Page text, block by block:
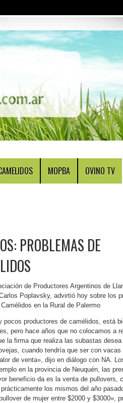
MOPBA OVINO TV
PROBLEMAS DE
de Productores Argentinos de
Poplavsky, advirtió hoy sobre los
en la Rural de Palermo
pocos productores de camélidos, está
pero hace años que no colocamos a
la firma que realiza las subastas
cuando tendría que ser con
de venta», dijo en diálogo con NA.
en la provincia de Neuquén, las
beneficio da es la venta de pullovers,
los mismos del año
de mujer entre $2000 y $3000»,